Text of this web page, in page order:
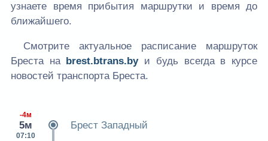
узнаете время прибытия маршрутки и время до
ближайшего.
Смотрите актуальное расписание маршруток
Бреста на brest.btrans.byи будь всегда в курсе
новостей транспорта Бреста.
-4м
5м
07:10
Брест Западный